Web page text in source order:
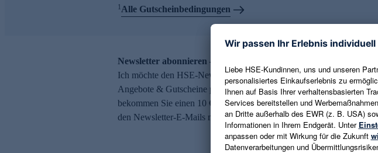
1Alle Gutscheinbedingungen
Newsletter abonnieren – 10 € Gutschein erhalten
Ich möchte den HSE-Newsletter abonnieren und aktuelle Trends,
Angebote & Gutscheine per E-Mail erhalten. Als Dankeschön
bekommen Sie einen 10 € Gutschein. Eine Abmeldung ist jederzeit in
den Newsletter-E-Mails möglich.